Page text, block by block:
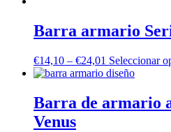
Barra armario
€14,10 – €24,01 Seleccionar
Barra de armario
Venus